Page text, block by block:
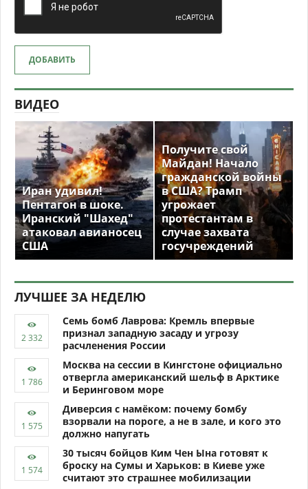
ДОБАВИТЬ
ВИДЕО
Иран удивил!
Пентагон в шоке.
Иранский "Шахед"
атаковал авианосец
США
Получите свой
Майдан! Начало
гражданской войны
в США? Трамп
угрожает
протестантам в
случае захвата
госучреждений
ЛУЧШЕЕ ЗА НЕДЕЛЮ
Семь бомб Лаврова: Кремль впервые
признал западную засаду и угрозу
расчленения России
Москва на сессии в Кингстоне официально
отвергла американский шельф в Арктике
и Беринговом море
Диверсия с намёком: почему бомбу
взорвали на пороге, а не в зале, и кого это
должно напугать
30 тысяч бойцов Ким Чен Ына готовят к
броску на Сумы и Харьков: в Киеве уже
считают это страшнее мобилизации